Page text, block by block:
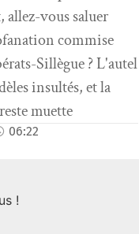
vous saluer
commise
Sillègue ? L'autel
insultés, et la
muette
06:22
!